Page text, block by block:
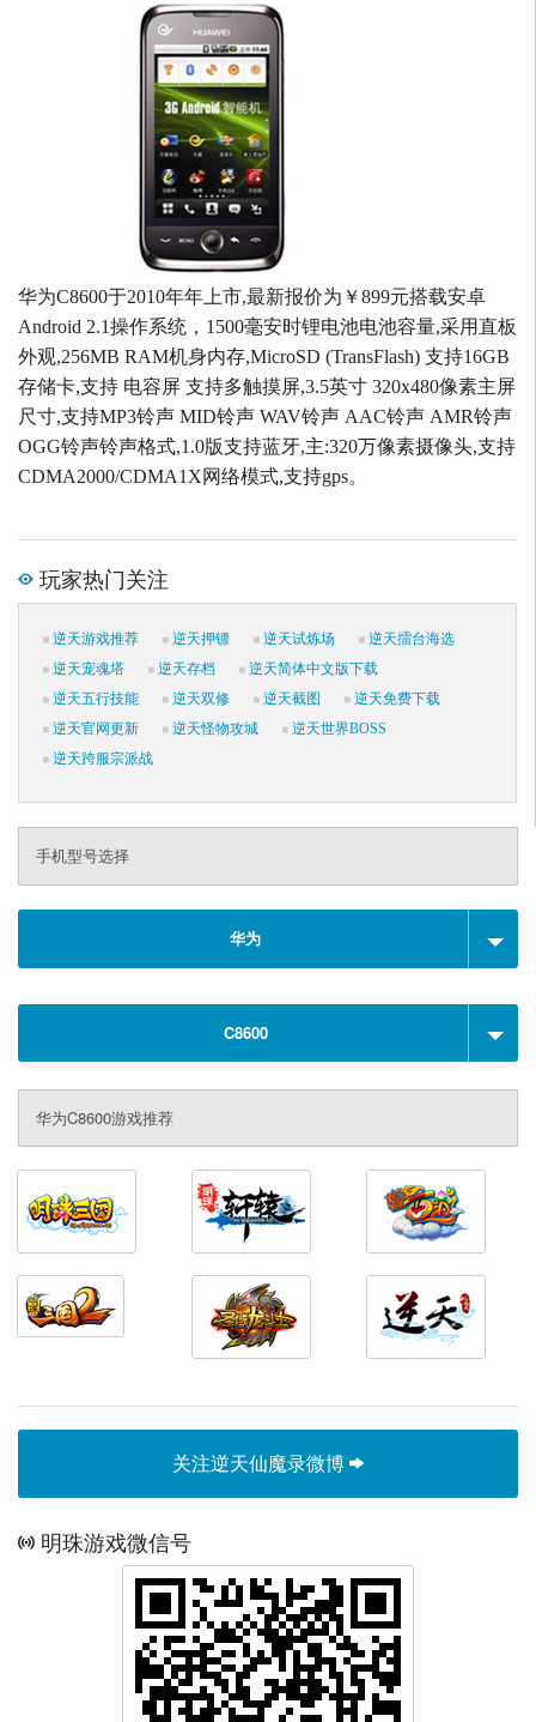
华为C8600于2010年年上市,最新报价为￥899元搭载安卓
Android 2.1操作系统，1500毫安时锂电池电池容量,采用直板
外观,256MB RAM机身内存,MicroSD (TransFlash) 支持16GB
存储卡,支持 电容屏 支持多触摸屏,3.5英寸 320x480像素主屏
尺寸,支持MP3铃声 MID铃声 WAV铃声 AAC铃声 AMR铃声
OGG铃声铃声格式,1.0版支持蓝牙,主:320万像素摄像头,支持
CDMA2000/CDMA1X网络模式,支持gps。
玩家热门关注
逆天游戏推荐 逆天押镖 逆天试炼场
逆天擂台海选
逆天宠魂塔
逆天存档
逆天简体中文版下载
逆天五行技能
逆天双修 逆天截图
逆天免费下载
逆天官网更新
逆天怪物攻城
逆天世界BOSS
逆天跨服宗派战
手机型号选择
华为
C8600
华为C8600游戏推荐
关注逆天仙魔录微博
明珠游戏微信号